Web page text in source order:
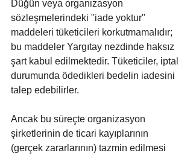
Düğün veya organizasyon
sözleşmelerindeki "iade yoktur"
maddeleri tüketicileri korkutmamalıdır;
bu maddeler Yargıtay nezdinde haksız
şart kabul edilmektedir. Tüketiciler, iptal
durumunda ödedikleri bedelin iadesini
talep edebilirler.
Ancak bu süreçte organizasyon
şirketlerinin de ticari kayıplarının
(gerçek zararlarının) tazmin edilmesi